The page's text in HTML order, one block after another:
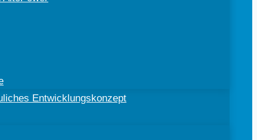
Entwicklungskonzept